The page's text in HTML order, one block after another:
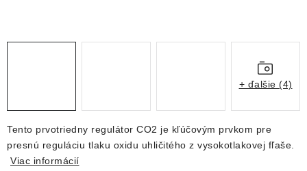
Tento prvotriedny regulátor CO2 je kľúčovým prvkom pre
presnú reguláciu tlaku oxidu uhličitého z vysokotlakovej fľaše.
Viac informácií
+ ďalšie (4)